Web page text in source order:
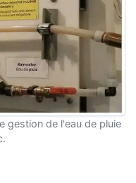
gestion de l'eau de pluie